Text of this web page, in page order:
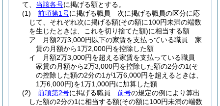
て、 当該各号に掲げる額とする。
(1)
前項第1号に掲げる職員 次に掲げる職員の区分に応
じて、それぞれ次に掲げる額(その額に100円未満の端数
を生じたときは、これを切り捨てた額)に相当する額
ア
月額2万3,000円以下の家賃を支払っている職員 家
賃の月額から1万2,000円を控除した額
イ
月額2万3,000円を超える家賃を支払っている職員
家賃の月額から2万3,000円を控除した額の2分の1(そ
の控除した額の2分の1が1万6,000円を超えるときは、
1万6,000円)を1万1,000円に加算した額
(2)
前項第2号に掲げる職員 前号の規定の例により算出
した額の2分の1に相当する額(その額に100円未満の端数